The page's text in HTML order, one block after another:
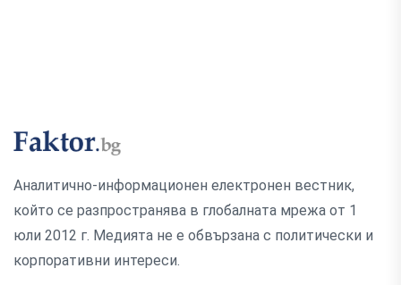
Аналитично-информационен електронен вестник,
който се разпространява в глобалната мрежа от 1
юли 2012 г. Медията не е обвързана с политически и
корпоративни интереси.